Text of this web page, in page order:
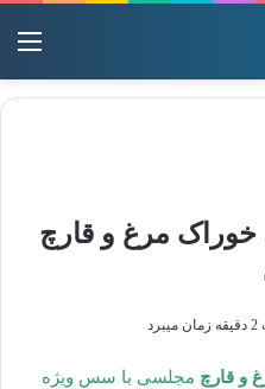
مرغ و قارچ
و قارچ مجلسی با سس ویژه